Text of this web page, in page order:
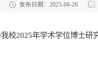
发布日期：2025-06-26
校2025年学术学位博士研